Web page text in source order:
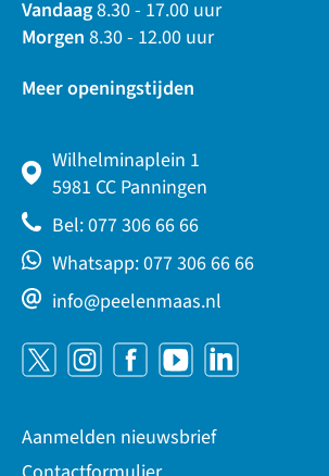
Vandaag8.30 - 17.00 uur
Morgen 8.30 - 12.00 uur
Meer openingstijden
Wilhelminaplein 1
5981 CC Panningen
Bel: 077 306 66 66
Whatsapp: 077 306 66 66
info@peelenmaas.nl
Aanmelden nieuwsbrief